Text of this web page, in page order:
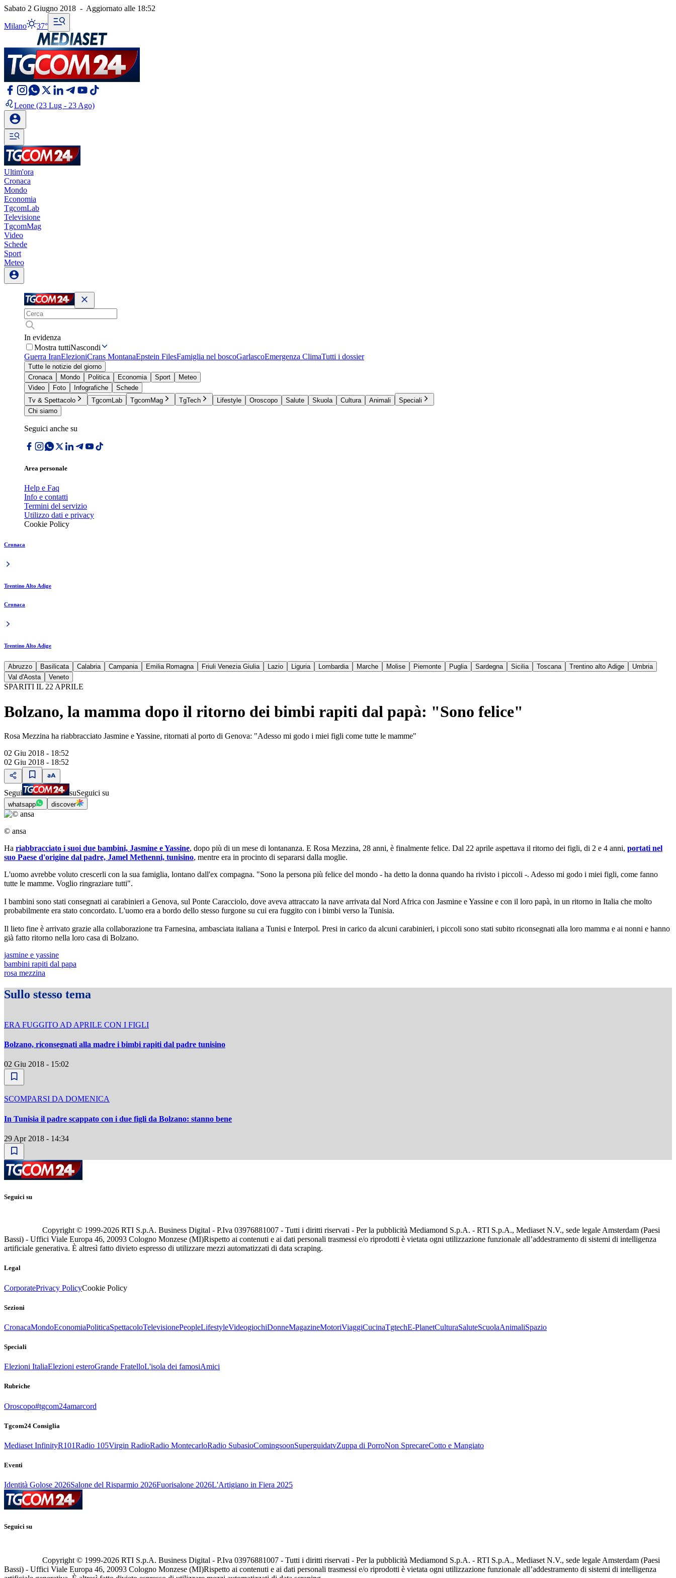
Sabato 2 Giugno 2018 - Aggiornato alle 18:52
Milano 37°
Leone (23 Lug - 23 Ago)
Ultim'ora
Cronaca
Mondo
Economia
TgcomLab
Televisione
TgcomMag
Video
Schede
Sport
Meteo
In evidenza
Mostra tuttiNascondi
Guerra IranElezioniCrans MontanaEpstein FilesFamiglia nel boscoGarlascoEmergenza ClimaTutti i dossier
Tutte le notizie del giorno
Cronaca
Mondo Politica Economia Sport
Meteo
Video
Foto Infografiche
Schede
Tv & Spettacolo
TgcomLab TgcomMag TgTech Lifestyle Oroscopo Salute Skuola Cultura Animali
Speciali
Chi siamo
Seguici anche su
Area personale
Help e Faq
Info e contatti
Termini del servizio
Utilizzo dati e privacy
Cookie Policy
Cronaca
Trentino Alto Adige
Cronaca
Trentino Alto Adige
Abruzzo Basilicata Calabria Campania Emilia Romagna Friuli Venezia Giulia Lazio Liguria Lombardia Marche Molise Piemonte Puglia Sardegna Sicilia Toscana Trentino alto Adige
Umbria
Val d'Aosta
Veneto
SPARITI IL 22 APRILE
Bolzano, la mamma dopo il ritorno dei bimbi rapiti dal papà: "Sono felice"
Rosa Mezzina ha riabbracciato Jasmine e Yassine, ritornati al porto di Genova: "Adesso mi godo i miei figli come tutte le mamme"
02 Giu 2018 - 18:52
02 Giu 2018 - 18:52
Segui suSeguici su
whatsapp discover
© ansa
Ha riabbracciato i suoi due bambini, Jasmine e Yassine, dopo più di un mese di lontananza. E Rosa Mezzina, 28 anni, è finalmente felice. Dal 22 aprile aspettava il ritorno dei figli, di 2 e 4 anni, portati nel
suo Paese d'origine dal padre, Jamel Methenni, tunisino, mentre era in procinto di separarsi dalla moglie.
L'uomo avrebbe voluto crescerli con la sua famiglia, lontano dall'ex compagna. "Sono la persona più felice del mondo - ha detto la donna quando ha rivisto i piccoli -. Adesso mi godo i miei figli, come fanno
tutte le mamme. Voglio ringraziare tutti".
I bambini sono stati consegnati ai carabinieri a Genova, sul Ponte Caracciolo, dove aveva attraccato la nave arrivata dal Nord Africa con Jasmine e Yassine e con il loro papà, in un ritorno in Italia che molto
probabilmente era stato concordato. L'uomo era a bordo dello stesso furgone su cui era fuggito con i bimbi verso la Tunisia.
Il lieto fine è arrivato grazie alla collaborazione tra Farnesina, ambasciata italiana a Tunisi e Interpol. Presi in carico da alcuni carabinieri, i piccoli sono stati subito riconsegnati alla loro mamma e ai nonni e hanno
già fatto ritorno nella loro casa di Bolzano.
jasmine e yassine
bambini rapiti dal papa
rosa mezzina
Sullo stesso tema
ERA FUGGITO AD APRILE CON I FIGLI
Bolzano, riconsegnati alla madre i bimbi rapiti dal padre tunisino
02 Giu 2018 - 15:02
SCOMPARSI DA DOMENICA
In Tunisia il padre scappato con i due figli da Bolzano: stanno bene
29 Apr 2018 - 14:34
Seguici su
Copyright © 1999-2026 RTI S.p.A. Business Digital - P.Iva 03976881007 - Tutti i diritti riservati - Per la pubblicità Mediamond S.p.A. - RTI S.p.A., Mediaset N.V., sede legale Amsterdam (Paesi
Bassi) - Uffici Viale Europa 46, 20093 Cologno Monzese (MI)Rispetto ai contenuti e ai dati personali trasmessi e/o riprodotti è vietata ogni utilizzazione funzionale all’addestramento di sistemi di intelligenza
artificiale generativa. È altresì fatto divieto espresso di utilizzare mezzi automatizzati di data scraping.
Legal
CorporatePrivacy PolicyCookie Policy
Sezioni
CronacaMondoEconomiaPoliticaSpettacoloTelevisionePeopleLifestyleVideogiochiDonneMagazineMotoriViaggiCucinaTgtechE-PlanetCulturaSaluteScuolaAnimaliSpazio
Speciali
Elezioni ItaliaElezioni esteroGrande FratelloL'isola dei famosiAmici
Rubriche
Oroscopo#tgcom24amarcord
Tgcom24 Consiglia
Mediaset InfinityR101Radio 105Virgin RadioRadio MontecarloRadio SubasioComingsoonSuperguidatvZuppa di PorroNon SprecareCotto e Mangiato
Eventi
Identità Golose 2026Salone del Risparmio 2026Fuorisalone 2026L'Artigiano in Fiera 2025
Seguici su
Copyright © 1999-2026 RTI S.p.A. Business Digital - P.Iva 03976881007 - Tutti i diritti riservati - Per la pubblicità Mediamond S.p.A. - RTI S.p.A., Mediaset N.V., sede legale Amsterdam (Paesi
Bassi) - Uffici Viale Europa 46, 20093 Cologno Monzese (MI)Rispetto ai contenuti e ai dati personali trasmessi e/o riprodotti è vietata ogni utilizzazione funzionale all’addestramento di sistemi di intelligenza